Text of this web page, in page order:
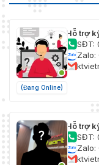
(Đang Online)
Hỗ trợ
SĐT:
Zalo:
Hỗ trợ
SĐT:
Zalo: